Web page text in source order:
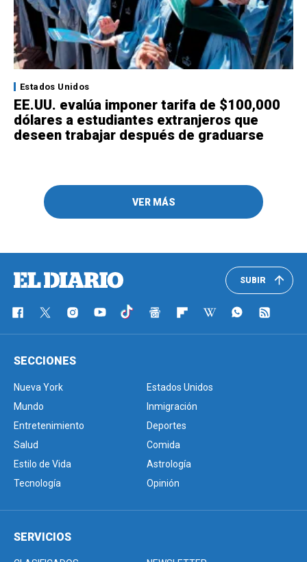
Estados Unidos
EE.UU. evalúa imponer tarifa de $100,000
dólares a estudiantes extranjeros que
deseen trabajar después de graduarse
VER MÁS
SUBIR
SECCIONES
Nueva York
Estados Unidos
Mundo
Inmigración
Entretenimiento
Deportes
Salud
Comida
Estilo de Vida
Astrología
Tecnología
Opinión
SERVICIOS